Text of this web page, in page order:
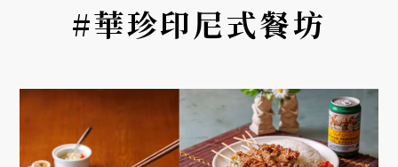
#華珍印尼式餐坊